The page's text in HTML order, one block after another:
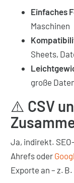
Einfaches
Maschinen
Sheets,
große
⚠️ CSV
Ja, indirekt.
Ahrefs oder
Exporte an – z.